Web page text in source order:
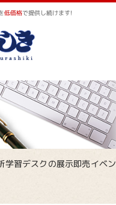
低価格で提供し続けます!
学習デスクの展示即売イベン